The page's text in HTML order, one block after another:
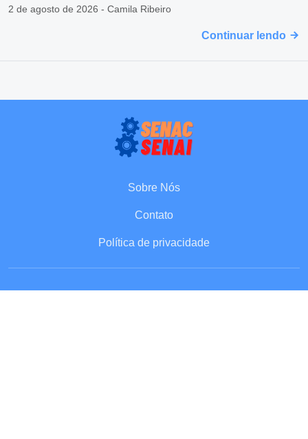
2 de agosto de 2026 - Camila Ribeiro
Continuar lendo
Sobre Nós
Contato
Política de privacidade